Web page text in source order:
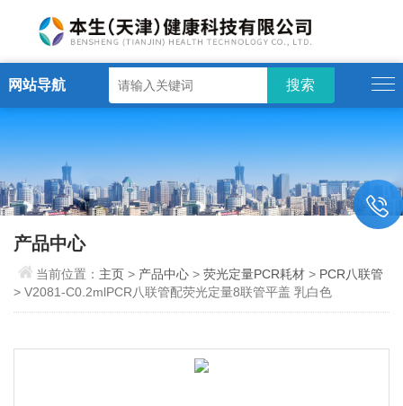
网站导航
产品中心
当前位置： 主页> 产品中心 >荧光定量PCR耗材 > PCR八联管
> V2081-C0.2mlPCR八联管配荧光定量8联管平盖 乳白色